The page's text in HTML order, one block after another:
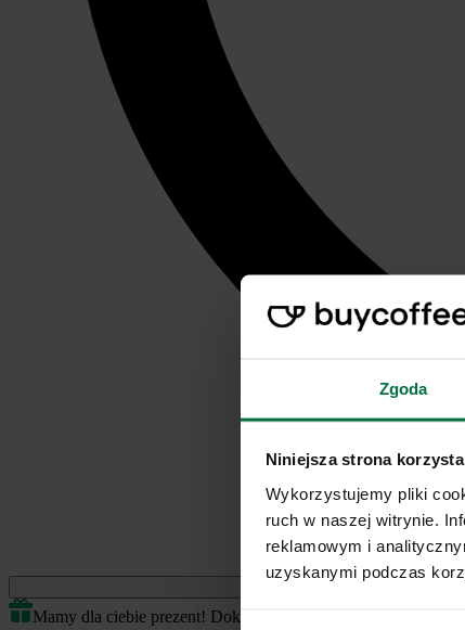
Zgoda
Niniejsza strona
Wykorzystujemy pliki
ruch w naszej witrynie.
reklamowym i
uzyskanymi podczas
Jednorazowe
Mamy dla ciebie prezent! Dokończ transakcję by odblokować.